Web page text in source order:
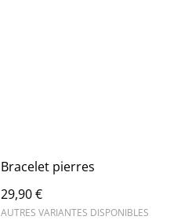
Bracelet pierres
29,90 €
AUTRES VARIANTES DISPONIBLES